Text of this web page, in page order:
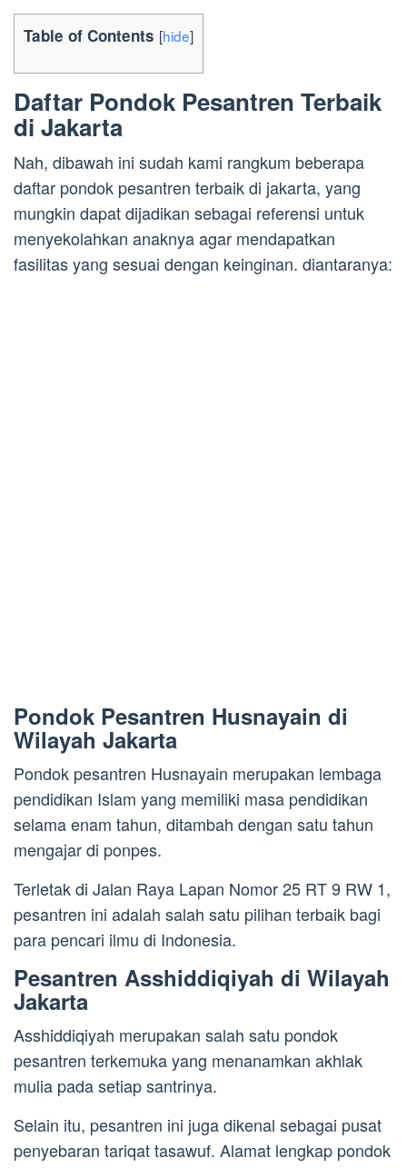
Table of Contents [hide]
Daftar Pondok Pesantren Terbaik
di Jakarta
Nah, dibawah ini sudah kami rangkum beberapa
daftar pondok pesantren terbaik di jakarta, yang
mungkin dapat dijadikan sebagai referensi untuk
menyekolahkan anaknya agar mendapatkan
fasilitas yang sesuai dengan keinginan. diantaranya:
Pondok Pesantren Husnayain di
Wilayah Jakarta
Pondok pesantren Husnayain merupakan lembaga
pendidikan Islam yang memiliki masa pendidikan
selama enam tahun, ditambah dengan satu tahun
mengajar di ponpes.
Terletak di Jalan Raya Lapan Nomor 25 RT 9 RW 1,
pesantren ini adalah salah satu pilihan terbaik bagi
para pencari ilmu di Indonesia.
Pesantren Asshiddiqiyah di Wilayah
Jakarta
Asshiddiqiyah merupakan salah satu pondok
pesantren terkemuka yang menanamkan akhlak
mulia pada setiap santrinya.
Selain itu, pesantren ini juga dikenal sebagai pusat
penyebaran tariqat tasawuf. Alamat lengkap pondok